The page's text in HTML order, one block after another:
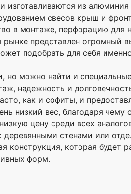
из
свесов крыш и
в монтаже, перфорацию для
представлен огромный
подобрать для себя
можно найти и
надежность и
как и софиты, и
низкий вес, благодаря чему
цену среди всех
стенами или
конструкция, которая будет
форм.